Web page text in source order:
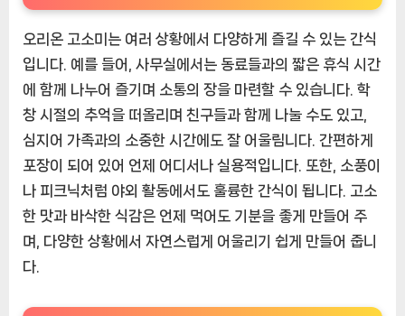
오리온 고소미는 여러 상황에서 다양하게 즐길 수 있는 간식
입니다. 예를 들어, 사무실에서는 동료들과의 짧은 휴식 시간
에 함께 나누어 즐기며 소통의 장을 마련할 수 있습니다. 학
창 시절의 추억을 떠올리며 친구들과 함께 나눌 수도 있고,
심지어 가족과의 소중한 시간에도 잘 어울림니다. 간편하게
포장이 되어 있어 언제 어디서나 실용적입니다. 또한, 소풍이
나 피크닉처럼 야외 활동에서도 훌륭한 간식이 됩니다. 고소
한 맛과 바삭한 식감은 언제 먹어도 기분을 좋게 만들어 주
며, 다양한 상황에서 자연스럽게 어울리기 쉽게 만들어 줍니
다.